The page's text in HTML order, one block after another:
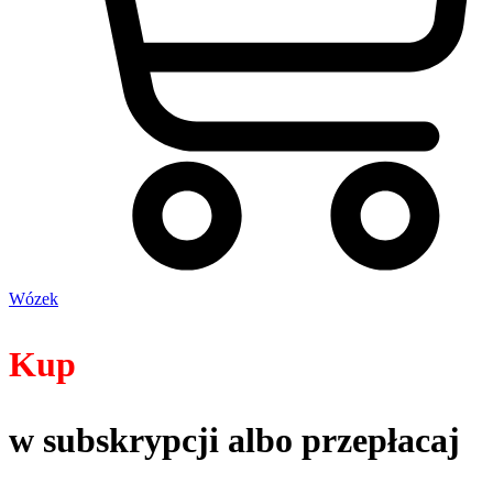
Wózek
Kup
w subskrypcji albo przepłacaj